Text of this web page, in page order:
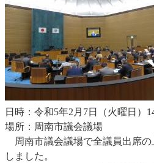
日時：令和5年2月7日（火曜日）
場所：周南市議会議場
周南市議会議場で全議員出席の
しました。